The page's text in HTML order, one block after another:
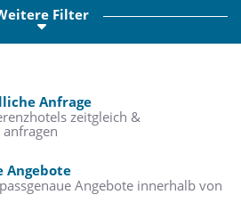
Filter
Anfrage
zeitgleich &
Angebote
Angebote innerhalb von